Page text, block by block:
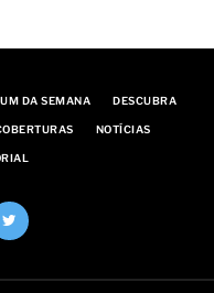
DA SEMANA DESCUBRA
NOTÍCIAS